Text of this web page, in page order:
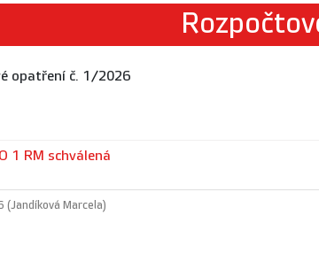
opatření č. 1/2026
1 RM schválená
(Jandíková Marcela)